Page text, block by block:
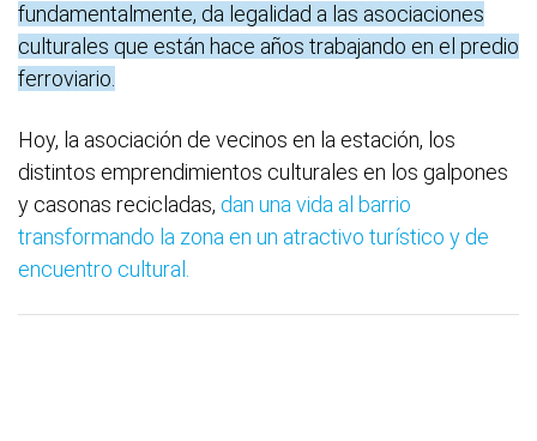
fundamentalmente, da legalidad a las asociaciones
culturales que están hace años trabajando en el predio
ferroviario.
Hoy, la asociación de vecinos en la estación, los
distintos emprendimientos culturales en los galpones
y casonas recicladas, dan una vida al barrio
transformando la zona en un atractivo turístico y de
encuentro cultural.